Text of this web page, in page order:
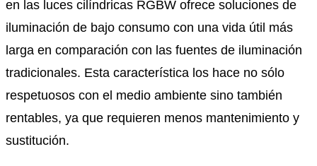
en las luces cilíndricas RGBW ofrece soluciones de
iluminación de bajo consumo con una vida útil más
larga en comparación con las fuentes de iluminación
tradicionales. Esta característica los hace no sólo
respetuosos con el medio ambiente sino también
rentables, ya que requieren menos mantenimiento y
sustitución.